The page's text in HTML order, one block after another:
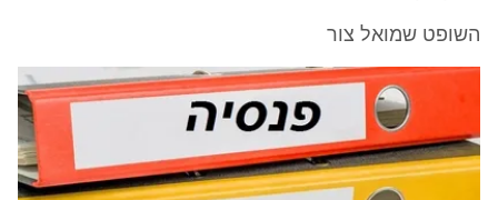
השופט שמואל צור